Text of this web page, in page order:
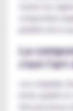
toutes les
composition
parfaite de la
La
c'est l'art
Les e-liquides
entre qualité